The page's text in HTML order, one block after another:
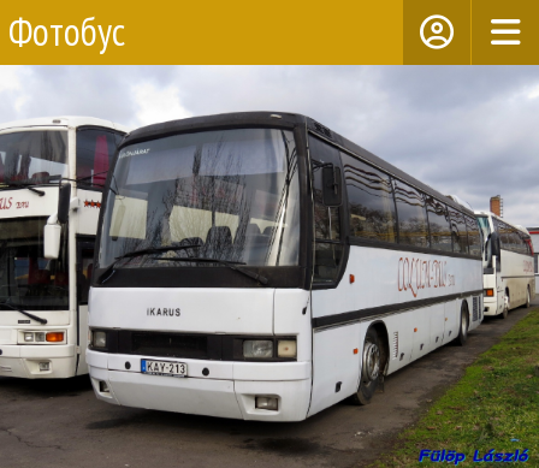
Фотобус